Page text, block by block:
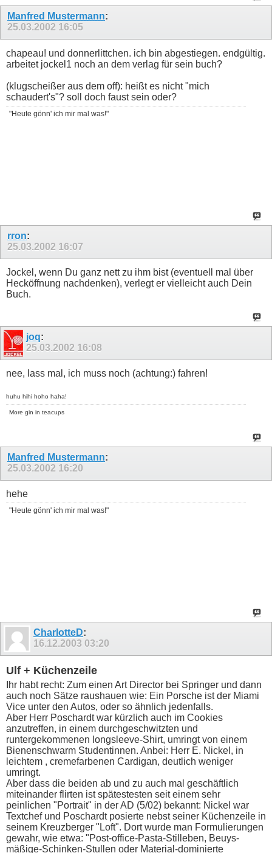
Manfred Mustermann:
25.03.2002 16:05
chapeau! und donnerlittchen. ich bin abgestiegen. endgültig.
arbeitet jockel1 noch an dem verlag für sein buch?
(klugscheißer aus dem off): heißt es nicht "mich
schaudert's"? soll doch faust sein oder?
"Heute gönn' ich mir mal was!"
rron:
25.03.2002 16:07
Jockel, wenn Du ganz nett zu ihm bist (eventuell mal über
Hecköffnung nachdenken), verlegt er vielleicht auch Dein
Buch.
joq:
25.03.2002 16:08
nee, lass mal, ich muss noch (achtung:) fahren!
huhu hihi hoho haha!
More gin in teacups
Manfred Mustermann:
25.03.2002 16:20
hehe
"Heute gönn' ich mir mal was!"
CharlotteD:
16.12.2003 03:20
Ulf + Küchenzeile
Ihr habt recht: Zum einen Art Director bei Springer und dann
auch noch Sätze raushauen wie: Ein Porsche ist der Miami
Vice unter den Autos, oder so ähnlich jedenfalls.
Aber Herr Poschardt war kürzlich auch im Cookies
anzutreffen, in einem durchgeschwitzten und
runtergekommenen longsleeve-Shirt, umringt von einem
Bienenschwarm Studentinnen. Anbei: Herr E. Nickel, in
leichtem , cremefarbenen Cardigan, deutlich weniger
umringt.
Aber dass die beiden ab und zu auch mal geschäftlich
miteinander flirten ist spätestesten seit einem sehr
peinlichen "Portrait" in der AD (5/02) bekannt: Nickel war
Textchef und Poschardt posierte nebst seiner Küchenzeile in
seinem Kreuzberger "Loft". Dort wurde man Formulierungen
gewahr, wie etwa: "Post-office-Pasta-Stilleben, Beuys-
mäßige-Schinken-Stullen oder Material-dominierte